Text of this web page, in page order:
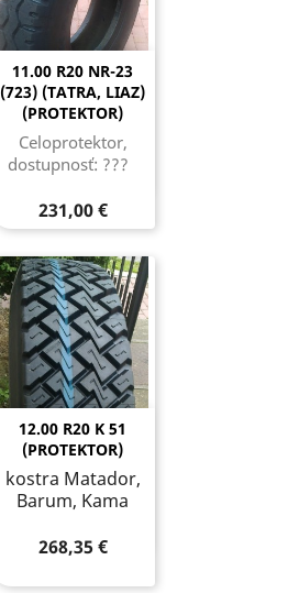
11.00 R20 NR-23
(723) (TATRA, LIAZ)
(PROTEKTOR)
Celoprotektor,
dostupnosť: ???
231,00 €
12.00 R20 K 51
(PROTEKTOR)
kostra Matador,
Barum, Kama
268,35 €